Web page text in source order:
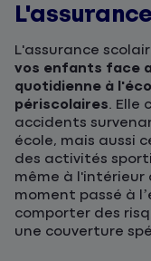
L'assurance
vos enfants face
quotidienne à
périscolaires. Elle
accidents
école, mais aussi
des activités
même à l'intérieur
moment passé à
comporter des
une couverture